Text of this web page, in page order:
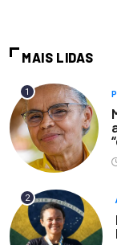
MAIS LIDAS
1
2